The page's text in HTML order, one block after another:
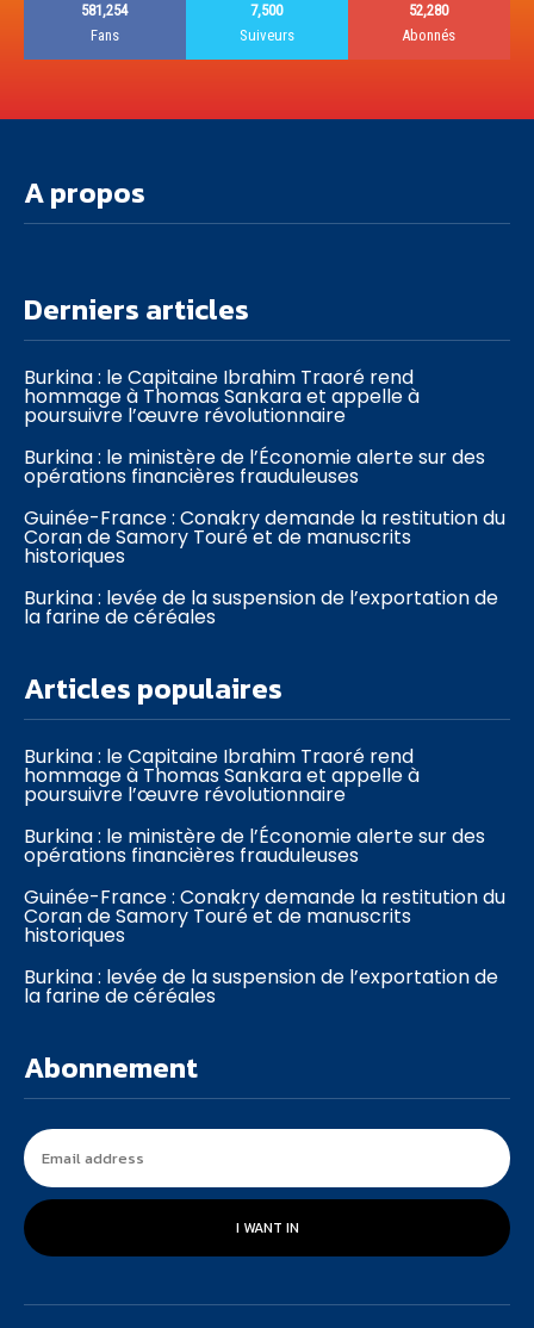
581,254
Fans
7,500
Suiveurs
52,280
Abonnés
A propos
Derniers articles
Burkina : le Capitaine Ibrahim Traoré rend
hommage à Thomas Sankara et appelle à
poursuivre l’œuvre révolutionnaire
Burkina : le ministère de l’Économie alerte sur des
opérations financières frauduleuses
Guinée-France : Conakry demande la restitution du
Coran de Samory Touré et de manuscrits
historiques
Burkina : levée de la suspension de l’exportation de
la farine de céréales
Articles populaires
Burkina : le Capitaine Ibrahim Traoré rend
hommage à Thomas Sankara et appelle à
poursuivre l’œuvre révolutionnaire
Burkina : le ministère de l’Économie alerte sur des
opérations financières frauduleuses
Guinée-France : Conakry demande la restitution du
Coran de Samory Touré et de manuscrits
historiques
Burkina : levée de la suspension de l’exportation de
la farine de céréales
Abonnement
I WANT IN